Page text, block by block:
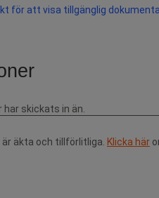
för att visa tillgänglig
äkta och tillförlitliga. Klicka här